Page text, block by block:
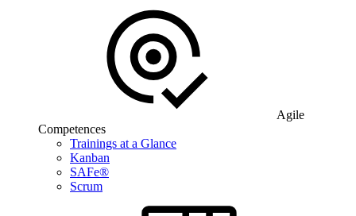
Agile
Competences
Trainings at a Glance
Kanban
SAFe®
Scrum